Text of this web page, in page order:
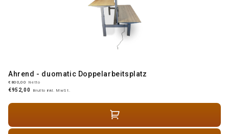
Ahrend - duomatic Doppelarbeitsplatz
€800,00 Netto
€952,00 Brutto inkl. MwSt.